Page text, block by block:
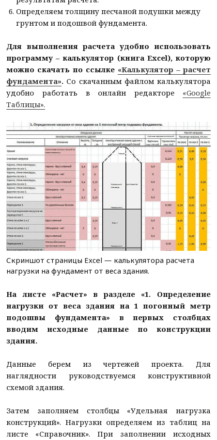
Определяем толщину песчаной подушки между
грунтом и подошвой фундамента.
Для выполнения расчета удобно использовать
программу – калькулятор (книга Excel), которую
можно скачать по ссылке «Калькулятор – расчет
фундамента». Со скачанным файлом калькулятора
удобно работать в онлайн редакторе «Google
Таблицы».
Скриншот страницы Excel — калькулятора расчета
нагрузки на фундамент от веса здания.
На листе «Расчет» в разделе «1. Определение
нагрузки от веса здания на 1 погонный метр
подошвы фундамента» в первых столбцах
вводим исходные данные по конструкции
здания.
Данные берем из чертежей проекта. Для
наглядности руководствуемся конструктивной
схемой здания.
Затем заполняем столбцы «Удельная нагрузка
конструкций». Нагрузки определяем из таблиц на
листе «Справочник». При заполнении исходных